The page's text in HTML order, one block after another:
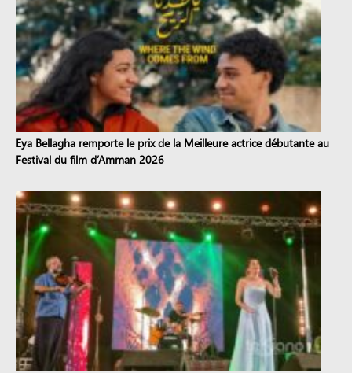
Eya Bellagha remporte le prix de la Meilleure actrice débutante au
Festival du film d’Amman 2026